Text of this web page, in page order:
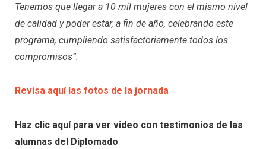
Tenemos que llegar a 10 mil mujeres con el mismo nivel
de calidad y poder estar, a fin de año, celebrando este
programa, cumpliendo satisfactoriamente todos los
compromisos”.
Revisa aquí las fotos de la jornada
Haz clic aquí para ver video con testimonios de las
alumnas del Diplomado